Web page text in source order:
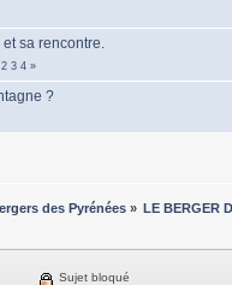
sa rencontre.
2 3 4 »
?
des Pyrénées» LE BERGER
Sujet bloqué